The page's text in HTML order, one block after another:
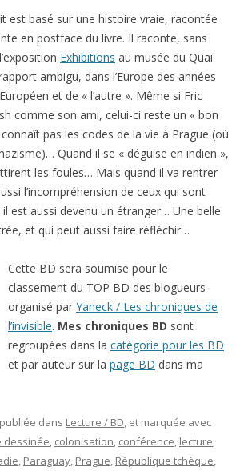
est basé sur une histoire vraie, racontée
en postface du livre. Il raconte, sans
Exhibitions au musée du Quai
ambigu, dans l’Europe des années
et de « l’autre ». Même si Fric
comme son ami, celui-ci reste un « bon
pas les codes de la vie à Prague (où
Quand il se « déguise en indien »,
les foules… Mais quand il va rentrer
l’incompréhension de ceux qui sont
est aussi devenu un étranger… Une belle
et qui peut aussi faire réfléchir…
Cette BD sera soumise pour le
classement du TOP BD des blogueurs
organisé par Yaneck / Les chroniques de
l’invisible. Mes chroniques BD sont
regroupées dans la catégorie pour les BD
et par auteur sur la page BD dans ma
dans Lecture / BD, et marquée avec
dessinée, colonisation, conférence, lecture,
, Paraguay, Prague, République tchèque,